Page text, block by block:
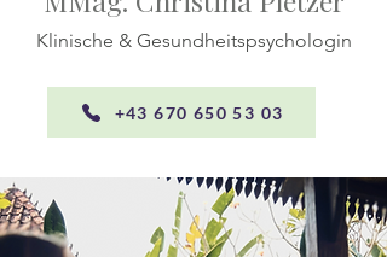
Klinische & Gesundheitspsychologin
+43 670 650 53 03